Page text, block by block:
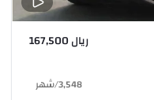
ريال 167,500
3,548
/شهر